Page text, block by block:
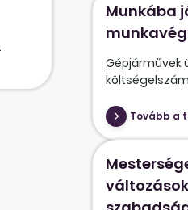
Munkába
Gépjárművek
Tovább a